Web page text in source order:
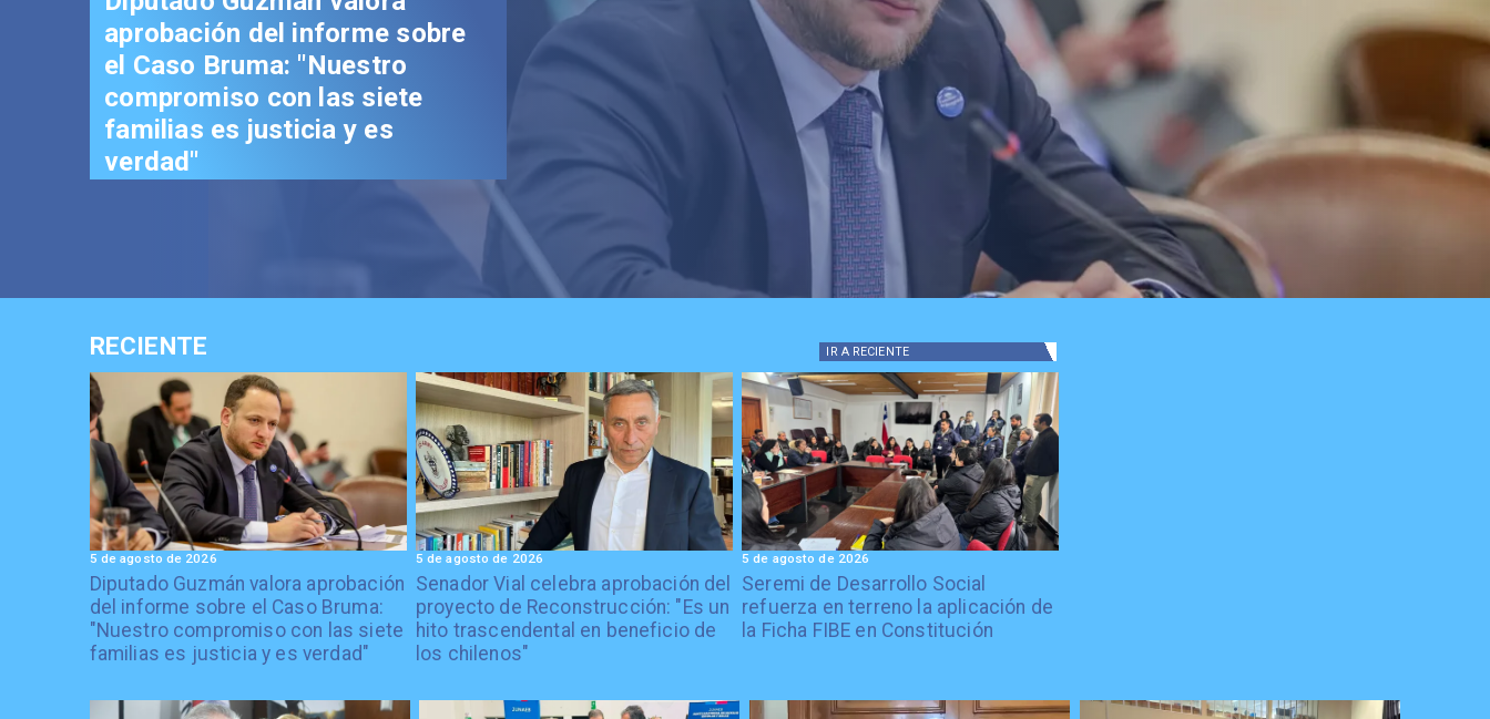
Senador Vial celebra
aprobación del proyecto de
Reconstrucción: "Es un hito
trascendental en beneficio de
los chilenos"
RECIENTE IR A RECIENTE
Diputado Guzmán valora aprobación
del informe sobre el Caso Bruma:
"Nuestro compromiso con las siete
familias es justicia y es verdad"
5 de agosto de 2026
Senador Vial celebra aprobación del
proyecto de Reconstrucción: "Es un
hito trascendental en beneficio de
los chilenos"
5 de agosto de 2026
Seremi de Desarrollo Social
refuerza en terreno la aplicación de
la Ficha FIBE en Constitución
5 de agosto de 2026